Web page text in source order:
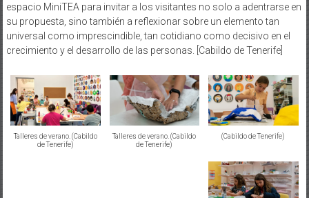
espacio MiniTEA para invitar a los visitantes no solo a adentrarse en
su propuesta, sino también a reflexionar sobre un elemento tan
universal como imprescindible, tan cotidiano como decisivo en el
crecimiento y el desarrollo de las personas. [Cabildo de Tenerife]
Talleres de verano. (Cabildo
de Tenerife)
Talleres de verano. (Cabildo
de Tenerife)
(Cabildo de Tenerife)